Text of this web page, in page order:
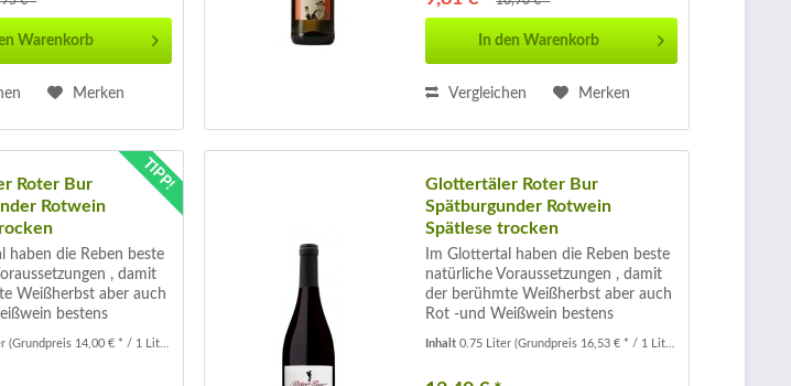
Warenkorb
Merken
In den Warenkorb
Vergleichen Merken
TIPP!
Roter Bur
Rotwein
haben die Reben beste
, damit
Weißherbst aber auch
bestens
dem 15.Jahrhundert
Weine angebaut . In der
(Grundpreis 14,00 € * / 1 Liter)
Glottertäler Roter Bur
Spätburgunder Rotwein
Spätlese trocken
Im Glottertal haben die Reben beste
natürliche Voraussetzungen , damit
der berühmte Weißherbst aber auch
Rot -und Weißwein bestens
gedeihen. Seit dem 15.Jahrhundert
werden hier Weine angebaut . In der
Inhalt0.75 Liter(Grundpreis 16,53 € * / 1 Liter)